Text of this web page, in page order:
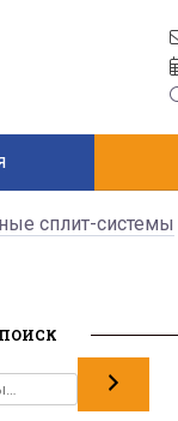
сплит-системы
ПОИСК